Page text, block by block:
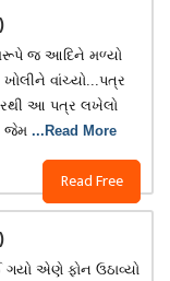
Read Free
જ આદિને મળ્યો
વાંચ્યો...પત્ર
આ પત્ર લખેલો
જેમ ...Read More
એણે ફોન ઉઠાવ્યો